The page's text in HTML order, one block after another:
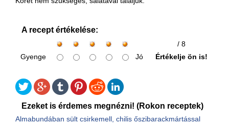
A recept értékelése:
/ 8
Gyenge
Jó Értékelje ön is!
Ezeket is érdemes megnézni! (Rokon receptek)
Almabundában sült csirkemell, chilis őszibarackmártással